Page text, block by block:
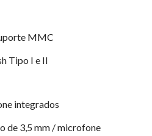
MMC
Tipo I e II
integrados
de 3,5 mm / microfone